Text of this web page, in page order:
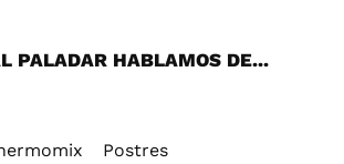
PALADAR HABLAMOS DE...
Postres